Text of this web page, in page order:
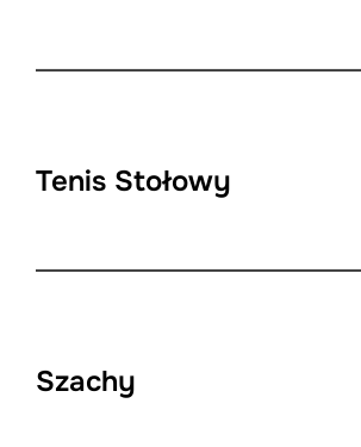
Tenis Stołowy
Szachy